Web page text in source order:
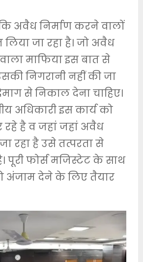
अवैध निर्माण करने वालों
जा रहा है। जो अवैध
माफिया इस बात से
निगरानी नहीं की जा
से निकाल देना चाहिए।
अधिकारी इस कार्य को
रहे है व जहां जहां अवैध
रहा है उसे तत्परता से
पूरी फोर्स मजिस्टेट के साथ
अंजाम देने के लिए तैयार